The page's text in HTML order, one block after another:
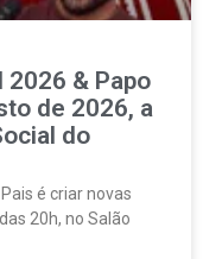
2026 & Papo
de 2026, a
do
é criar novas
20h, no Salão